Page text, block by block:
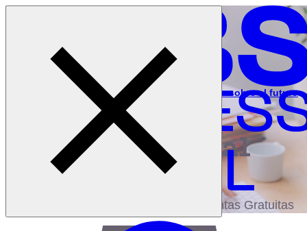
Inicio
Recursos
El futuro del empleo, datos impactantes sobre el futuro
digital (2024)
bibliotecadigital
Accede a más de 150 Recursos, Guías,
eBooks,Plantillas, Estudios y Herramientas Gratuitas